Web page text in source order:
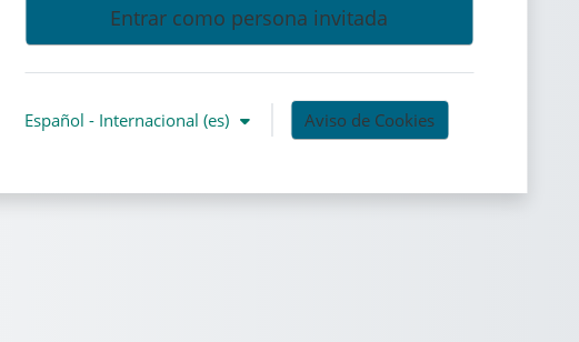
Entrar como persona invitada
Español - Internacional ‎(es)‎ Aviso de Cookies